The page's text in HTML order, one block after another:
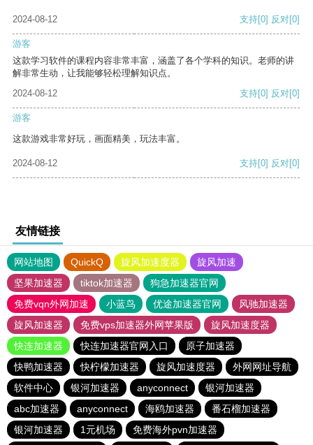
2024-08-12 支持[0] 反对[0]
游客
这款学习软件的课程内容非常丰富，涵盖了各个学科的知识。老师的讲
解非常生动，让我能够轻松理解知识点。
2024-08-12
支持[0] 反对[0]
游客
这款游戏非常好玩，画面精美，玩法丰富。
2024-08-12 支持[0] 反对[0]
友情链接
网站地图 QuickQ 旋风加速度器
旋风加速
坚果加速器
tiktok加速器
狗急加速器官网
免费vqn外网加速
小蓝鸟 优途加速器官网
风驰加速器
旋风加速器
免费vps加速器外网苹果版
旋风加速度器
快连加速器
快连加速器官网入口
原子加速器
快鸭加速器
快柠檬加速器 旋风加速度器
外网网址导航
软件中心
银河加速器 anyconnect
银河加速器
abc加速器
anyconnect 海鸥加速器
番石榴加速器
银河加速器
1元机场 免费海外pvn加速器